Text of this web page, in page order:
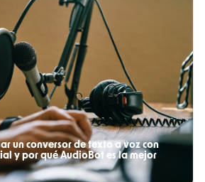
un conversor de texto a voz con
y por qué AudioBot es la mejor